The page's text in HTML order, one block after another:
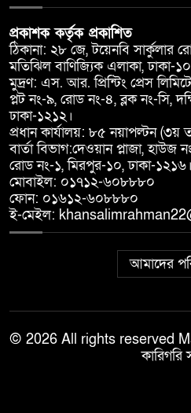
প্রকাশক কর্তৃক প্রকাশিত
ঠিকানা: ২৮ জে, টয়েনবি সার্কুলার
মতিঝিল বাণিজ্যিক এলাকা, ঢাকা-
মুদ্রণ: এস. আর. প্রিন্টিং প্রেস
প্লট নং-৯, রোড নং-৪, ব্লক নং-সি,
ঢাকা-১২১২।
প্রধান কার্যালয়: ৮৫ নয়াপল্টন (৩য়
বার্তা বিভাগ:দেওয়ান প্লাজা, হাউজ
রোড নং-১, মিরপুর-১০, ঢাকা-১২১৬।
মোবাইল: ০১৭১২-৬০৮৮৮০
ফোন: ০১৬১২-৬০৮৮৮০
ই-মেইল:
আমাদের
© 2026 All rights reserved